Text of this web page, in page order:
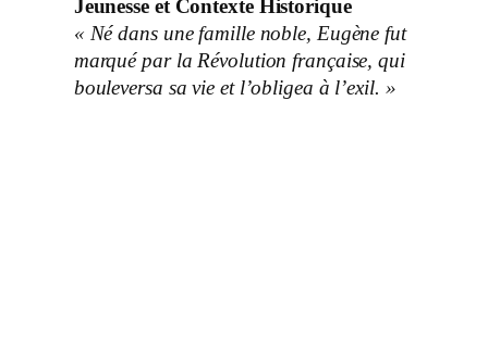
Jeunesse et Contexte Historique
« Né dans une famille noble, Eugène fut
marqué par la Révolution française, qui
bouleversa sa vie et l’obligea à l’exil. »